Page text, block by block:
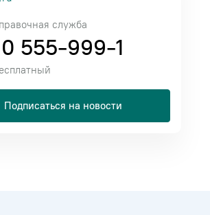
служба
555-999-1
Подписаться на новости